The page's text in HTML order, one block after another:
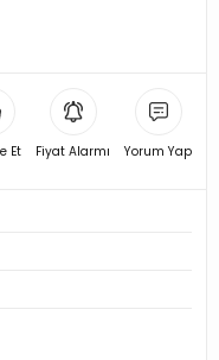
Et Fiyat Alarmı Yorum Yap